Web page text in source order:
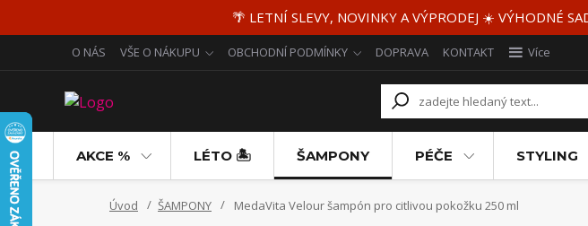
🌴 LETNÍ SLEVY, NOVINKY A VÝPRODEJ ☀️ VÝHODNÉ
O NÁS VŠE O NÁKUPU OBCHODNÍ PODMÍNKY DOPRAVA KONTAKT Více
AKCE % LÉTO 🏝️ ŠAMPONY PÉČE STYLING
Úvod ŠAMPONY MedaVita Velour šampón pro citlivou pokožku 250 ml